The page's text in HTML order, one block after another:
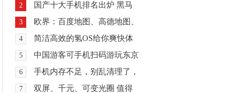
2 国产十大手机排名出炉 黑马
3 欧界：百度地图、高德地图、
4 简洁高效的氢OS给你爽快体
5 中国游客可手机扫码游玩东京
6 手机内存不足，别乱清理了，
7 双屏、千元、可变光圈 值得